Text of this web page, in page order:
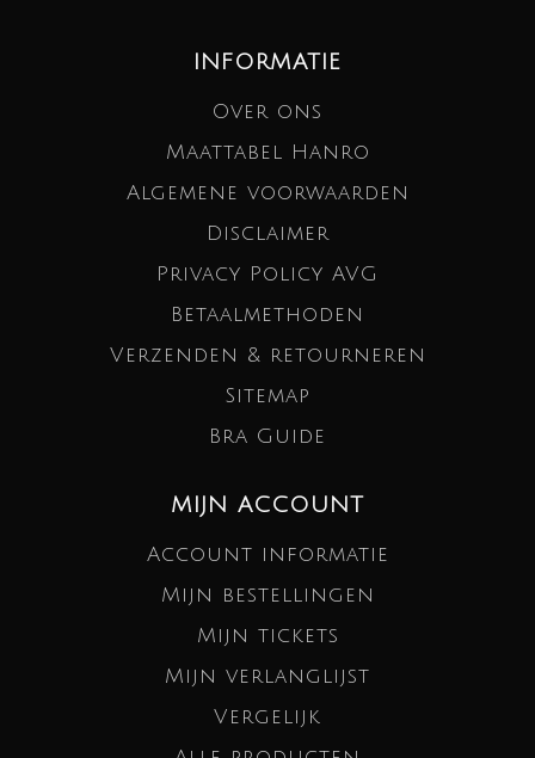
INFORMATIE
Over ons
Maattabel Hanro
Algemene voorwaarden
Disclaimer
Privacy Policy AVG
Betaalmethoden
Verzenden & retourneren
Sitemap
Bra Guide
MIJN ACCOUNT
Account informatie
Mijn bestellingen
Mijn tickets
Mijn verlanglijst
Vergelijk